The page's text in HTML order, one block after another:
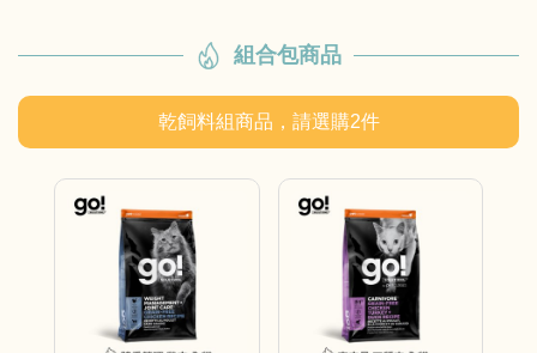
組合包商品
乾飼料組商品，請選購2件